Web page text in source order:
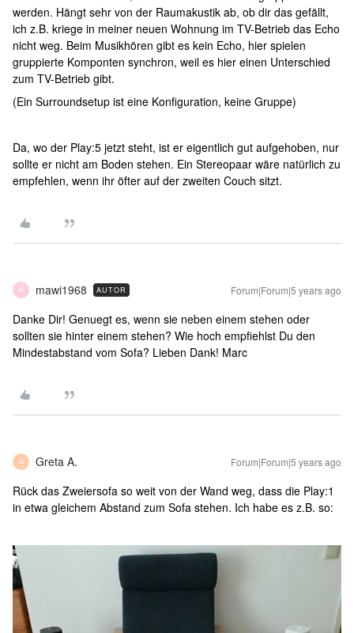
werden. Hängt sehr von der Raumakustik ab, ob dir das gefällt,
ich z.B. kriege in meiner neuen Wohnung im TV-Betrieb das Echo
nicht weg. Beim Musikhören gibt es kein Echo, hier spielen
gruppierte Komponten synchron, weil es hier einen Unterschied
zum TV-Betrieb gibt.
(Ein Surroundsetup ist eine Konfiguration, keine Gruppe)
Da, wo der Play:5 jetzt steht, ist er eigentlich gut aufgehoben, nur
sollte er nicht am Boden stehen. Ein Stereopaar wäre natürlich zu
empfehlen, wenn ihr öfter auf der zweiten Couch sitzt.
M mawi1968 AUTOR Forum|Forum|5 years ago
Danke Dir! Genuegt es, wenn sie neben einem stehen oder
sollten sie hinter einem stehen? Wie hoch empfiehlst Du den
Mindestabstand vom Sofa? Lieben Dank! Marc
G Greta A. Forum|Forum|5 years ago
Rück das Zweiersofa so weit von der Wand weg, dass die Play:1
in etwa gleichem Abstand zum Sofa stehen. Ich habe es z.B. so: